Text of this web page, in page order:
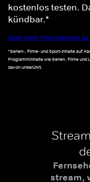
kostenlos testen.
kündbar.*
Noch mehr Informationen zu
*Serien-, Filme- und Sport-Inhalte auf
Programminhalte wie Serien, Filme
davon unberührt.
stream,